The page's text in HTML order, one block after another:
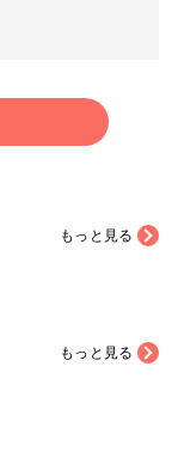
もっと見る
もっと見る